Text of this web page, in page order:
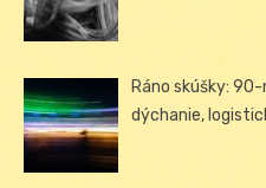
Ráno skúšky:
dýchanie,